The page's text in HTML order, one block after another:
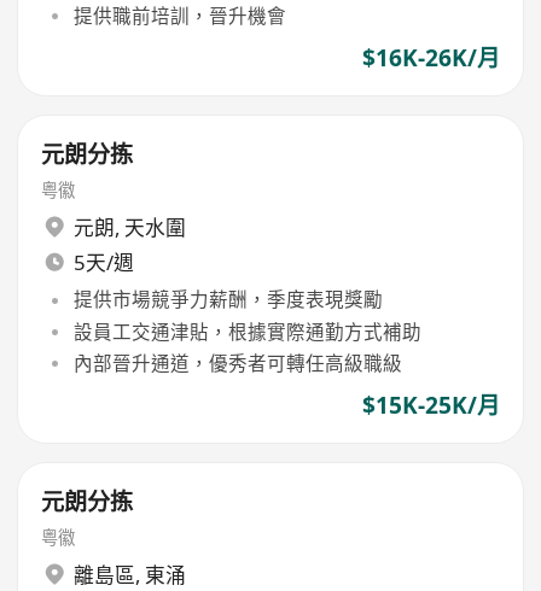
提供職前培訓，晉升機會
$16K-26K/月
元朗分拣
粤徽
元朗, 天水圍
5天/週
提供市場競爭力薪酬，季度表現獎勵
設員工交通津貼，根據實際通勤方式補助
內部晉升通道，優秀者可轉任高級職級
$15K-25K/月
元朗分拣
粤徽
離島區, 東涌